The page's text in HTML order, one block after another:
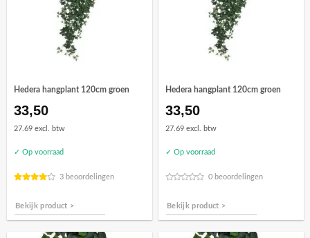
Hedera hangplant 120cm groen
33,50
27.69 excl. btw
✓ Op voorraad
3 beoordelingen
Bekijk product >
Hedera hangplant 120cm groen
33,50
27.69 excl. btw
✓ Op voorraad
0 beoordelingen
Bekijk product >